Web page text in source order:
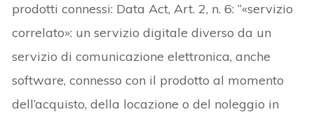
prodotti connessi: Data Act, Art. 2, n. 6: “«servizio
correlato»: un servizio digitale diverso da un
servizio di comunicazione elettronica, anche
software, connesso con il prodotto al momento
dell’acquisto, della locazione o del noleggio in